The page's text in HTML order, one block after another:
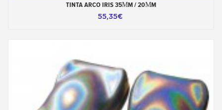
TINTA ARCO IRIS 35ΜM / 20ΜM
55,35€